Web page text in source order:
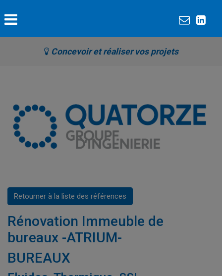
Concevoir et réaliser vos projets
Retourner à la liste des références
Rénovation Immeuble de
bureaux -ATRIUM-
BUREAUX